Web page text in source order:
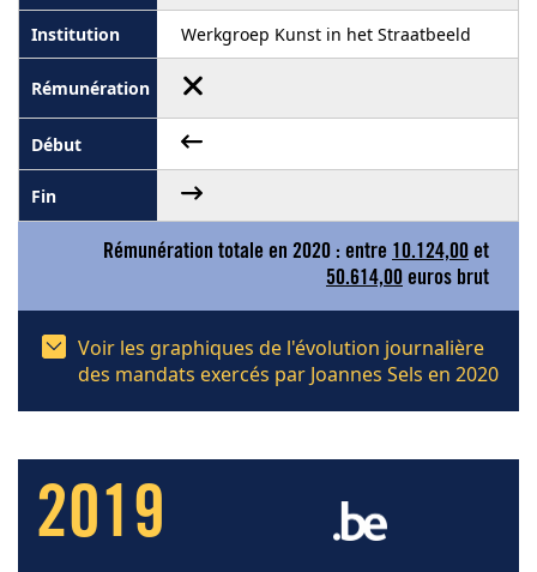
Werkgroep Kunst in het Straatbeeld
Rémunération totale en 2020 : entre 10.124,00 et
50.614,00 euros brut
Voir les graphiques de l'évolution journalière
des mandats exercés par Joannes Sels en 2020
2019